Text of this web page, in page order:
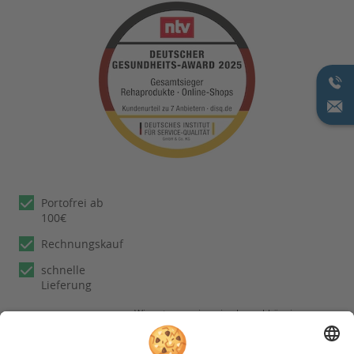
Portofrei ab
100€
Rechnungskauf
schnelle
Lieferung
Wir nutzen reviews.io als unabhängigen
Dienstleister für die Einholung von
Bewertungen. Erfahren Sie mehr unter
unserenInformationen zu